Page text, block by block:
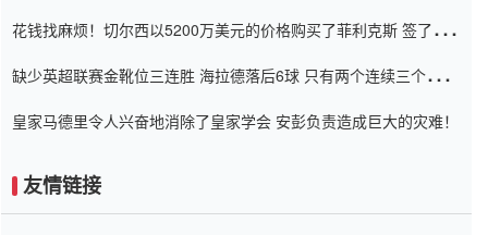
花钱找麻烦！切尔西以5200万美元的价格购买了菲利克斯 签了7年
缺少英超联赛金靴位三连胜 海拉德落后6球 只有两个连续三个连续
皇家马德里令人兴奋地消除了皇家学会 安彭负责造成巨大的灾难！
友情链接